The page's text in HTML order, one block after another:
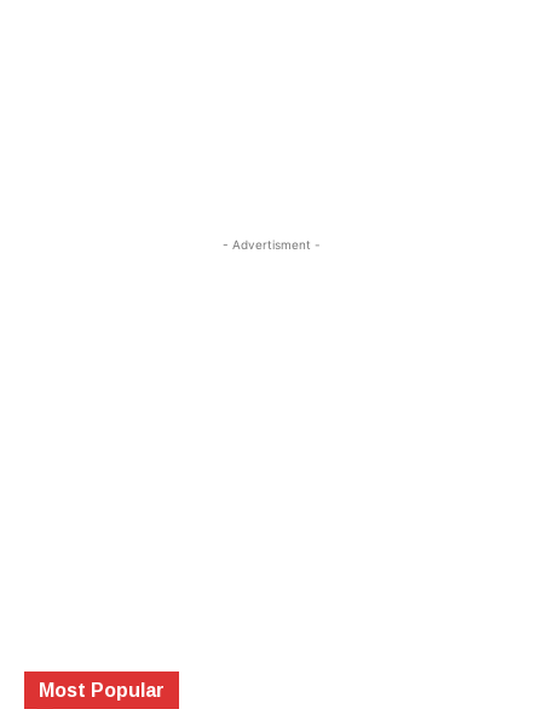
- Advertisment -
Most Popular